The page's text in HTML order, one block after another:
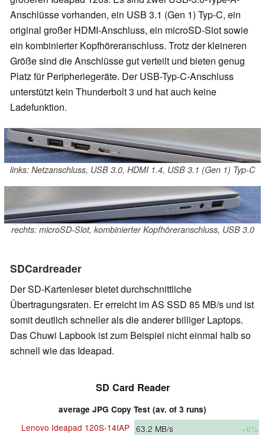
Anschlüsse vorhanden, ein USB 3.1 (Gen 1) Typ-C, ein
original großer HDMI-Anschluss, ein microSD-Slot sowie
ein kombinierter Kopfhöreranschluss. Trotz der kleineren
Größe sind die Anschlüsse gut verteilt und bieten genug
Platz für Peripheriegeräte. Der USB-Typ-C-Anschluss
unterstützt kein Thunderbolt 3 und hat auch keine
Ladefunktion.
links: Netzanschluss, USB 3.0, HDMI 1.4, USB 3.1 (Gen 1) Typ-C
rechts: microSD-Slot, kombinierter Kopfhöreranschluss, USB 3.0
SDCardreader
Der SD-Kartenleser bietet durchschnittliche
Übertragungsraten. Er erreicht im AS SSD 85 MB/s und ist
somit deutlich schneller als die anderer billiger Laptops.
Das Chuwi Lapbook ist zum Beispiel nicht einmal halb so
schnell wie das Ideapad.
SD Card Reader
average JPG Copy Test (av. of 3 runs)
Lenovo Ideapad 120S-14IAP 63.2 MB/s +6%